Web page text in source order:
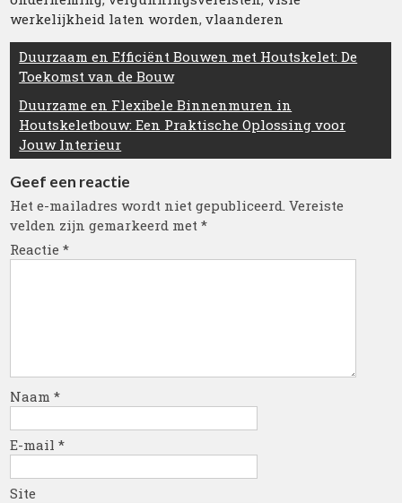
werkelijkheid laten worden,vlaanderen
Berichtnavigatie
Duurzaam en Efficiënt Bouwen met Houtskelet: De
Toekomst van de Bouw
Duurzame en Flexibele Binnenmuren in
Houtskeletbouw: Een Praktische Oplossing voor
Jouw Interieur
Geef een reactie
Het e-mailadres wordt niet gepubliceerd. Vereiste
velden zijn gemarkeerd met*
Reactie*
Naam*
E-mail*
Site